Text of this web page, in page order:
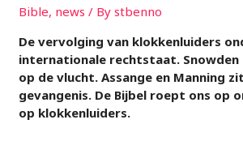
Bible, news / Bystbenno
De vervolging van klokkenluiders
internationale rechtstaat. Snowden
op de vlucht. Assange en Manning
gevangenis. De Bijbel roept ons op
op klokkenluiders.